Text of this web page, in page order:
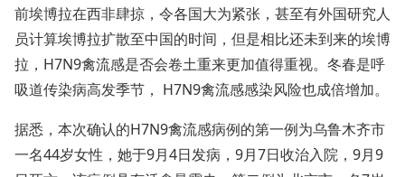
前埃博拉在西非肆掠，令各国大为紧张，甚至有外国研究人
员计算埃博拉扩散至中国的时间，但是相比还未到来的埃博
拉，H7N9禽流感是否会卷土重来更加值得重视。冬春是呼
吸道传染病高发季节， H7N9禽流感感染风险也成倍增加。
据悉，本次确认的H7N9禽流感病例的第一例为乌鲁木齐市
一名44岁女性，她于9月4日发病，9月7日收治入院，9月9